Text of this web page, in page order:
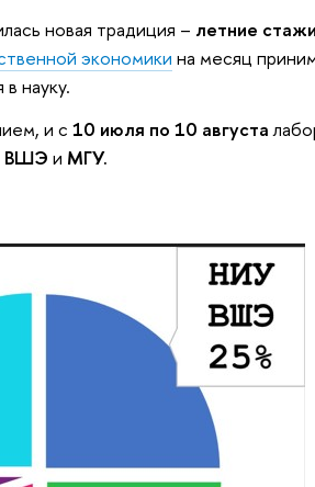
новая традиция – летние
экономики на месяц
науку.
и с 10 июля по 10 августа
ВШЭ и МГУ.